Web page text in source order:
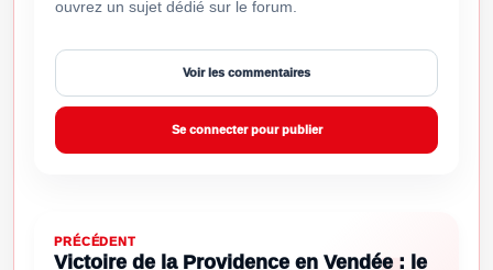
ouvrez un sujet dédié sur le forum.
Voir les commentaires
Se connecter pour publier
PRÉCÉDENT
Victoire de la Providence en Vendée : le